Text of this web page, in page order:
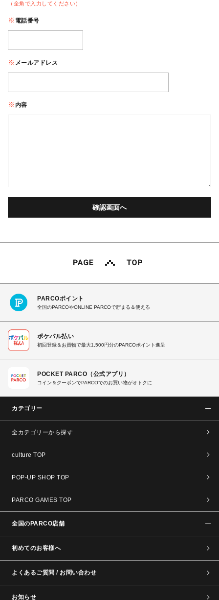
（全角で入力してください）
電話番号
メールアドレス
内容
PARCOポイント
全国のPARCOやONLINE PARCOで貯まる＆使える
ポケパル払い
初回登録＆お買物で最大1,500円分のPARCOポイント進呈
POCKET PARCO（公式アプリ）
コイン＆クーポンでPARCOでのお買い物がオトクに
カテゴリー
全カテゴリーから探す
culture TOP
POP-UP SHOP TOP
PARCO GAMES TOP
全国のPARCO店舗
初めてのお客様へ
よくあるご質問 / お問い合わせ
お知らせ